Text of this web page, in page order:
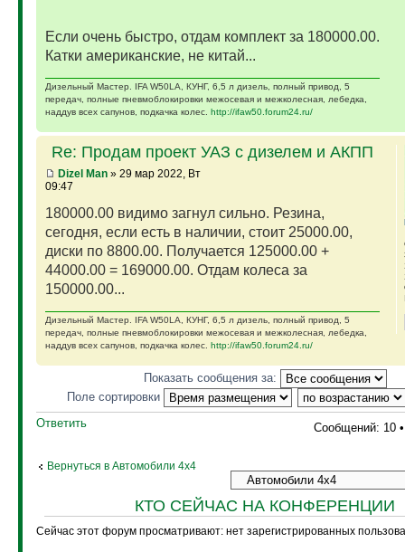
Если очень быстро, отдам комплект за 180000.00.
Катки американские, не китай...
Дизельный Мастер. IFA W50LA, КУНГ, 6,5 л дизель, полный привод, 5
передач, полные пневмоблокировки межосевая и межколесная, лебедка,
наддув всех сапунов, подкачка колес. http://ifaw50.forum24.ru/
Re: Продам проект УАЗ с дизелем и АКПП
Dizel Man» 29 мар 2022, Вт
09:47
180000.00 видимо загнул сильно. Резина,
сегодня, если есть в наличии, стоит 25000.00,
диски по 8800.00. Получается 125000.00 +
44000.00 = 169000.00. Отдам колеса за
150000.00...
Дизельный Мастер. IFA W50LA, КУНГ, 6,5 л дизель, полный привод, 5
передач, полные пневмоблокировки межосевая и межколесная, лебедка,
наддув всех сапунов, подкачка колес. http://ifaw50.forum24.ru/
Показать сообщения за:
Поле сортировки
Ответить
Сообщений: 10
Вернуться в Автомобили 4х4
КТО СЕЙЧАС НА КОНФЕРЕНЦИИ
Сейчас этот форум просматривают: нет зарегистрированных